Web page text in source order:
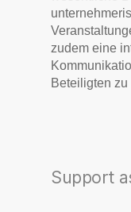
zudem eine
Beteiligten
Support